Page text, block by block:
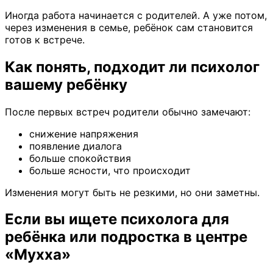
Иногда работа начинается с родителей. А уже потом,
через изменения в семье, ребёнок сам становится
готов к встрече.
Как понять, подходит ли психолог
вашему ребёнку
После первых встреч родители обычно замечают:
снижение напряжения
появление диалога
больше спокойствия
больше ясности, что происходит
Изменения могут быть не резкими, но они заметны.
Если вы ищете психолога для
ребёнка или подростка в центре
«Мухха»